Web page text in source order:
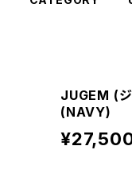
JUGEM (
(NAVY)